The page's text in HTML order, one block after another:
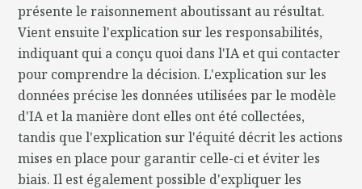
présente le raisonnement aboutissant au résultat.
Vient ensuite l'explication sur les responsabilités,
indiquant qui a conçu quoi dans l'IA et qui contacter
pour comprendre la décision. L'explication sur les
données précise les données utilisées par le modèle
d'IA et la manière dont elles ont été collectées,
tandis que l'explication sur l'équité décrit les actions
mises en place pour garantir celle-ci et éviter les
biais. Il est également possible d'expliquer les